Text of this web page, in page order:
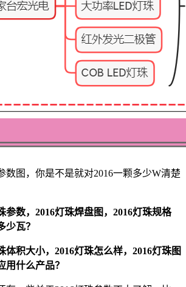
数图，你是不是就对2016一颗多少W清楚
参数，2016灯珠焊盘图，2016灯珠规格
少瓦？
体积大小，2016灯珠怎么样，2016灯珠图
用什么产品？